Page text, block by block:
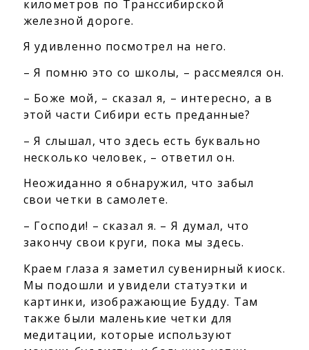
километров по Транссибирской
железной дороге.
Я удивленно посмотрел на него.
– Я помню это со школы, – рассмеялся он.
– Боже мой, – сказал я, – интересно, а в
этой части Сибири есть преданные?
– Я слышал, что здесь есть буквально
несколько человек, – ответил он.
Неожиданно я обнаружил, что забыл
свои четки в самолете.
– Господи! – сказал я. – Я думал, что
закончу свои круги, пока мы здесь.
Краем глаза я заметил сувенирный киоск.
Мы подошли и увидели статуэтки и
картинки, изображающие Будду. Там
также были маленькие четки для
медитации, которые используют